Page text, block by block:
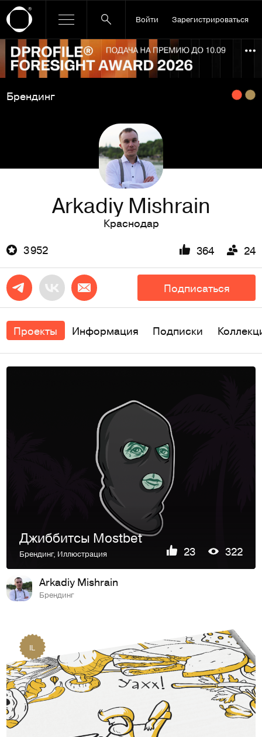
Войти Зарегистрироваться
Ссылка баннера
Брендинг
Arkadiy Mishrain
Краснодар
3 952
364 24
Подписаться
Проекты Информация Подписки
Джиббитсы Mostbet
Брендинг, Иллюстрация 23 322
Arkadiy Mishrain
Брендинг
IL